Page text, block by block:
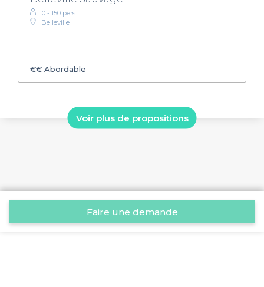
10 - 150 pers.
Belleville
€€ Abordable
Voir plus de propositions
Faire une demande